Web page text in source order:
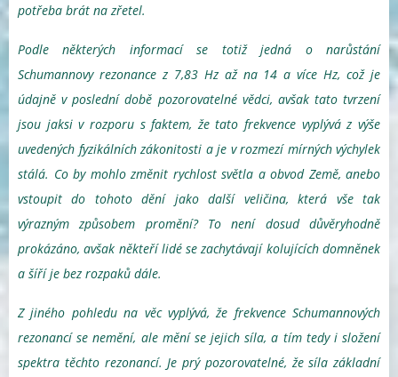
potřeba brát na zřetel.
Podle některých informací se totiž jedná o narůstání
Schumannovy rezonance z 7,83 Hz až na 14 a více Hz, což je
údajně v poslední době pozorovatelné vědci, avšak tato tvrzení
jsou jaksi v rozporu s faktem, že tato frekvence vyplývá z výše
uvedených fyzikálních zákonitosti a je v rozmezí mírných výchylek
stálá. Co by mohlo změnit rychlost světla a obvod Země, anebo
vstoupit do tohoto dění jako další veličina, která vše tak
výrazným způsobem promění? To není dosud důvěryhodně
prokázáno, avšak někteří lidé se zachytávají kolujících domněnek
a šíří je bez rozpaků dále.
Z jiného pohledu na věc vyplývá, že frekvence Schumannových
rezonancí se nemění, ale mění se jejich síla, a tím tedy i složení
spektra těchto rezonancí. Je prý pozorovatelné, že síla základní